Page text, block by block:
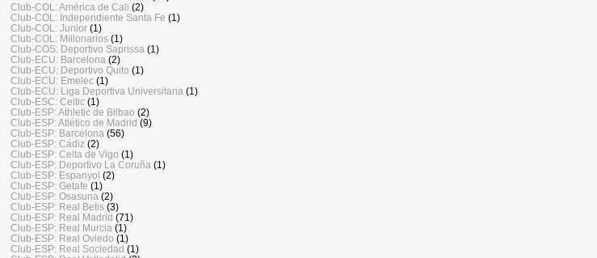
Club-COL: América de Cali (2)
Club-COL: Independiente Santa Fe (1)
Club-COL: Junior (1)
Club-COL: Millonarios (1)
Club-COS: Deportivo Saprissa (1)
Club-ECU: Barcelona (2)
Club-ECU: Deportivo Quito (1)
Club-ECU: Emelec (1)
Club-ECU: Liga Deportiva Universitaria (1)
Club-ESC: Celtic (1)
Club-ESP: Athletic de Bilbao (2)
Club-ESP: Atlético de Madrid (9)
Club-ESP: Barcelona (56)
Club-ESP: Cádiz (2)
Club-ESP: Celta de Vigo (1)
Club-ESP: Deportivo La Coruña (1)
Club-ESP: Espanyol (2)
Club-ESP: Getafe (1)
Club-ESP: Osasuna (2)
Club-ESP: Real Betis (3)
Club-ESP: Real Madrid (71)
Club-ESP: Real Murcia (1)
Club-ESP: Real Oviedo (1)
Club-ESP: Real Sociedad (1)